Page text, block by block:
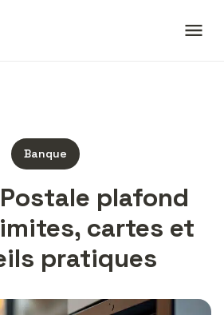
Banque
plafond
cartes et
pratiques